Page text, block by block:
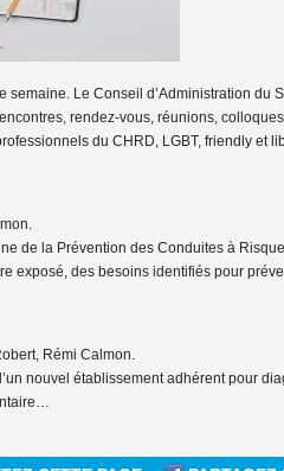
semaine. Le Conseil d’Administration du
rendez-vous, réunions,
du CHRD, LGBT, friendly et
de la Prévention des Conduites à
exposé, des besoins identifiés pour
Rémi Calmon.
nouvel établissement adhérent pour